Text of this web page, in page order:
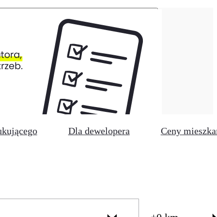
Dla dewelopera Ceny